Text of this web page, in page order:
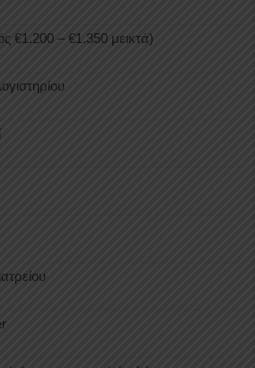
€1.200 – €1.350 μεικτά)